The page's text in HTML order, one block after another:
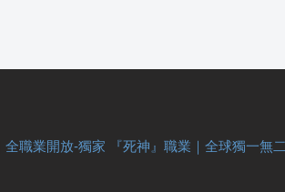
職業開放-獨家 『死神』職業｜全球獨一無